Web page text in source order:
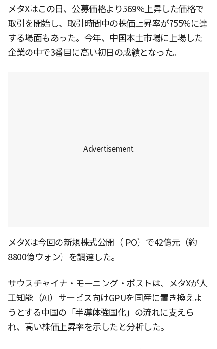
メタXはこの日、公募価格より569%上昇した価格で
取引を開始し、取引時間中の株価上昇率が755%に達
する場面もあった。今年、中国本土市場に上場した
企業の中で3番目に高い初日の成績となった。
メタXは今回の新規株式公開（IPO）で42億元（約
8800億ウォン）を調達した。
サウスチャイナ・モーニング・ポストは、メタXが人
工知能（AI）サービス向けGPUを国産に置き換えよ
うとする中国の「半導体強国化」の流れに支えら
れ、高い株価上昇率を示したと分析した。